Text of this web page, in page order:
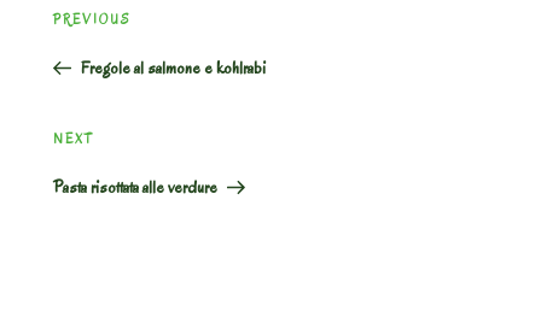
navigation
Previous
PREVIOUS
Fregole al salmone e kohlrabi
Next
Post
NEXT
Pasta risottata alle verdure